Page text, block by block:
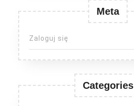
Meta
Zaloguj się
Categories